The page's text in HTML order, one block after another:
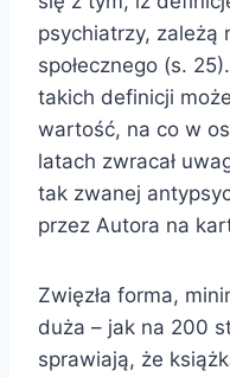
psychiatrzy, zależą
społecznego (s.
takich definicji
wartość, na co w
latach zwracał
tak zwanej
przez Autora na
Zwięzła forma,
duża – jak na 200
sprawiają, że